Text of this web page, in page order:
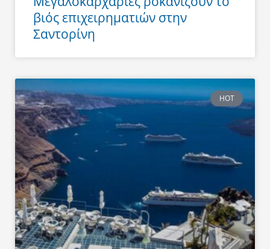
βιός επιχειρηματιών στην
Σαντορίνη
HOT